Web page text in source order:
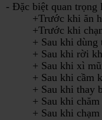
- Đặc biệt quan trọng
+Trước khi ăn
+Trước khi chạm
+ Sau khi dùng
+ Sau khi rời
+ Sau khi xì mũi,
+ Sau khi cầm
+ Sau khi thay
+ Sau khi chăm
+ Sau khi chạm